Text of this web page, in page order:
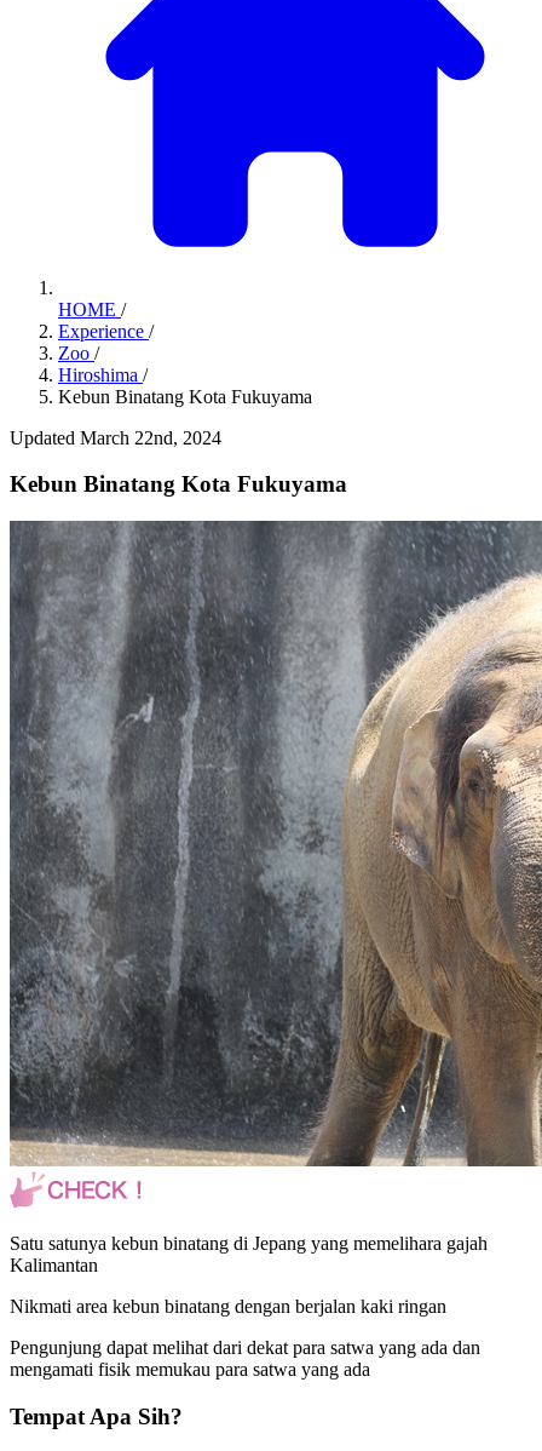
HOME /
Experience /
Zoo /
Hiroshima /
Kebun Binatang Kota Fukuyama
Updated March 22nd, 2024
Kebun Binatang Kota Fukuyama
Satu satunya kebun binatang di Jepang yang memelihara gajah
Kalimantan
Nikmati area kebun binatang dengan berjalan kaki ringan
Pengunjung dapat melihat dari dekat para satwa yang ada dan
mengamati fisik memukau para satwa yang ada
Tempat Apa Sih?